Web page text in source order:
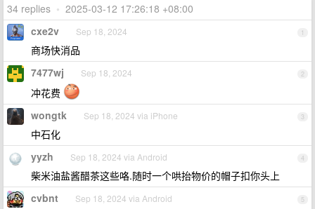
34 replies • 2025-03-12 17:26:18 +08:00
1
cxe2v Sep 18, 2024
商场快消品
2
7477wj Sep 18, 2024
冲花费
3
wongtk Sep 18, 2024 via iPhone
中石化
4
yyzh Sep 18, 2024 via Android
柴米油盐酱醋茶这些咯.随时一个哄抬物价的帽子扣你头上
5
cvbnt Sep 18, 2024 via Android